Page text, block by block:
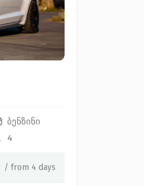
ბენზინი
4
/ from 4 days